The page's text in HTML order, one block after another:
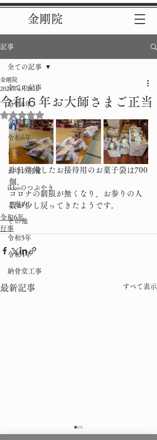
金剛院
記事
全ての記事
令和8年
令和７年
令和6年
行事
お寺の日常
ikkoのつぶやき
ご案内
その他
令和5年
令和4年
納骨堂工事
全ての記事
令和６年お大師さまご正当
金剛院
2024年4月29日
5つ星のうちNaNと評価されています。
昨日準備したお接待用のお菓子袋は700
個。
コロナの制限が無くなり、お参りの人
数が少し戻ってきたようです。
令和6年
行事
最新記事 すべて表示